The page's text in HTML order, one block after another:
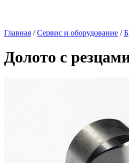
Главная /Сервис и оборудование /
Долото с